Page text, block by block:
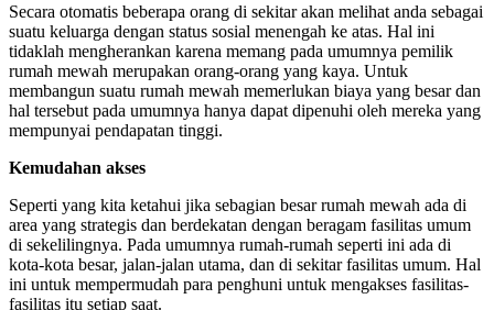
Secara otomatis beberapa orang di sekitar akan melihat anda sebagai
suatu keluarga dengan status sosial menengah ke atas. Hal ini
tidaklah mengherankan karena memang pada umumnya pemilik
rumah mewah merupakan orang-orang yang kaya. Untuk
membangun suatu rumah mewah memerlukan biaya yang besar dan
hal tersebut pada umumnya hanya dapat dipenuhi oleh mereka yang
mempunyai pendapatan tinggi.
Kemudahan akses
Seperti yang kita ketahui jika sebagian besar rumah mewah ada di
area yang strategis dan berdekatan dengan beragam fasilitas umum
di sekelilingnya. Pada umumnya rumah-rumah seperti ini ada di
kota-kota besar, jalan-jalan utama, dan di sekitar fasilitas umum. Hal
ini untuk mempermudah para penghuni untuk mengakses fasilitas-
fasilitas itu setiap saat.